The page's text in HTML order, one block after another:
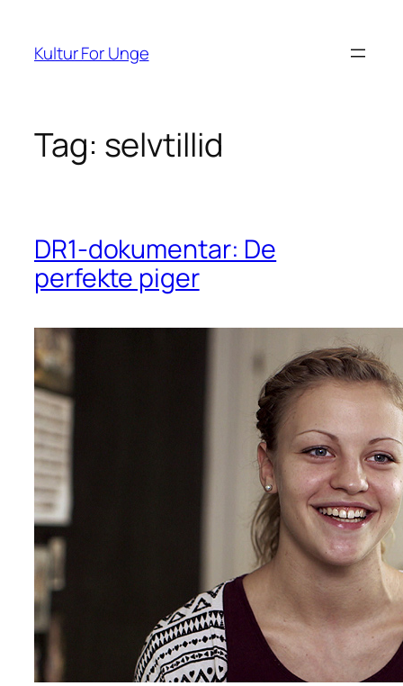
indhold
Kultur For Unge
Tag: selvtillid
DR1-dokumentar: De
perfekte piger